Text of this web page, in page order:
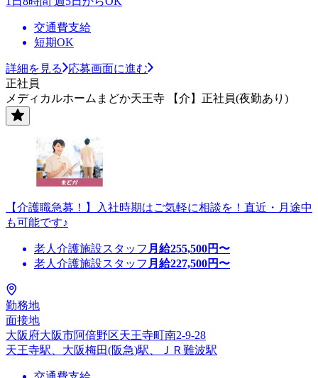
交通費支給
短期OK
詳細を見る
応募画面に進む
正社員
メディカルホームまどか天王寺 【介】正社員(夜勤あり)
【介護職急募！】入社時期はご気軽に相談を！直近・月途中
も可能です♪
老人介護施設スタッフ 月給255,500円〜
老人介護施設スタッフ 月給227,500円〜
勤務地
面接地
大阪府大阪市阿倍野区天王寺町南2-9-28
天王寺駅、大阪梅田(阪急)駅、ＪＲ難波駅